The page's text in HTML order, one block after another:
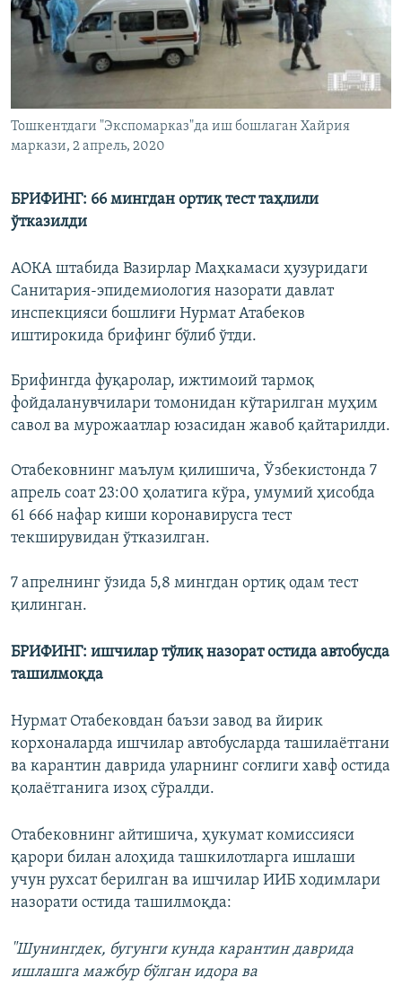
Тошкентдаги "Экспомарказ"да иш бошлаган Хайрия
маркази, 2 апрель, 2020
БРИФИНГ: 66 мингдан ортиқ тест таҳлили
ўтказилди
АОКА штабида Вазирлар Маҳкамаси ҳузуридаги
Санитария-эпидемиология назорати давлат
инспекцияси бошлиғи Нурмат Атабеков
иштирокида брифинг бўлиб ўтди.
Брифингда фуқаролар, ижтимоий тармоқ
фойдаланувчилари томонидан кўтарилган муҳим
савол ва мурожаатлар юзасидан жавоб қайтарилди.
Отабековнинг маълум қилишича, Ўзбекистонда 7
апрель соат 23:00 ҳолатига кўра, умумий ҳисобда
61 666 нафар киши коронавирусга тест
текширувидан ўтказилган.
7 апрелнинг ўзида 5,8 мингдан ортиқ одам тест
қилинган.
БРИФИНГ: ишчилар тўлиқ назорат остида автобусда
ташилмоқда
Нурмат Отабековдан баъзи завод ва йирик
корхоналарда ишчилар автобусларда ташилаётгани
ва карантин даврида уларнинг соғлиги хавф остида
қолаётганига изоҳ сўралди.
Отабековнинг айтишича, ҳукумат комиссияси
қарори билан алоҳида ташкилотларга ишлаши
учун рухсат берилган ва ишчилар ИИБ ходимлари
назорати остида ташилмоқда:
"Шунингдек, бугунги кунда карантин даврида
ишлашга мажбур бўлган идора ва